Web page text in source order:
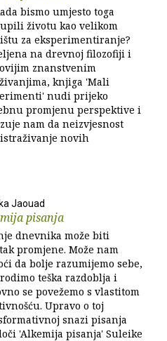
bismo umjesto toga
životu kao velikom
za eksperimentiranje?
na drevnoj filozofiji i
znanstvenim
knjiga 'Mali
nudi prijeko
promjenu perspektive i
nam da neizvjesnost
novih
Jaouad
pisanja
dnevnika može biti
promjene. Može nam
da bolje razumijemo sebe,
teška razdoblja i
se povežemo s vlastitom
Upravo o toj
snazi pisanja
'Alkemija pisanja' Suleike